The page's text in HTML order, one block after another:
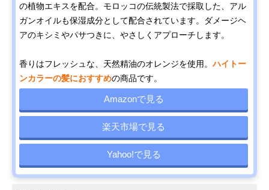
の植物エキスを配合。モロッコの伝統製法で採取した、アル
ガンオイルも保湿成分として配合されています。ダメージヘ
アのキシミやパサつきに、やさしくアプローチします。
香りはフレッシュな、天然精油のオレンジを使用。ハイトー
ンカラーの髪におすすめの商品です。
Amazonで見る
楽天市場で見る
Yahoo!で見る